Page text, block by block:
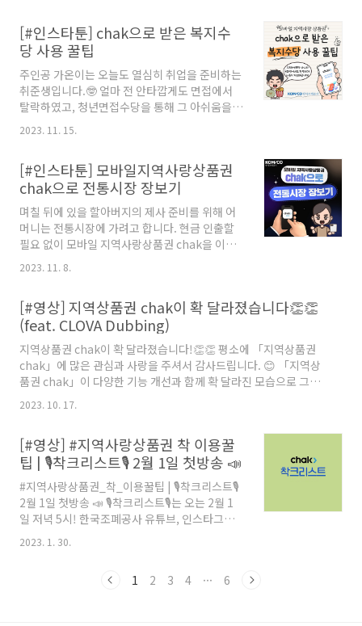
chak을 이용한 농어민 공익수당 수령 및 사용까
지~ 지금부터 함께 알아볼까요?😊
[#인스타툰] chak으로 받은 복지수
당 사용 꿀팁
주인공 가온이는 오늘도 열심히 취업을 준비하는
취준생입니다.🤓 얼마 전 안타깝게도 면접에서
탈락하였고, 청년면접수당을 통해 그 아쉬움을
달래고자 하는데요. 오늘은 가온이가 chak으로
받은 복지수당을 어떻게 사용하는지 만나볼까
에피소드를 만나보실 수 있습니다!
2023. 11. 15.
[#인스타툰] 모바일지역사랑상품권
chak으로 전통시장 장보기
며칠 뒤에 있을 할아버지의 제사 준비를 위해 어
머니는 전통시장에 가려고 합니다. 현금 인출할
필요 없이 모바일 지역사랑상품권 chak을 이용
해 전통시장 가맹점이용은 물론, 택시비 지급도
가능했다고 하는데요?😉 chak으로 지역사랑상
들어보실까요? 매주 수요일 한국조폐공사 SNS
에서 새로운 에피소드를 만나보실 수 있습니다!
2023. 11. 8.
[#영상] 지역상품권 chak이 확 달라졌습니다👏👏
(feat. CLOVA Dubbing)
지역상품권 chak이 확 달라졌습니다!👏👏 평소에 「지역상품권
chak」에 많은 관심과 사랑을 주셔서 감사드립니다. 😊 「지역상
품권 chak」이 다양한 기능 개선과 함께 확 달라진 모습으로 그동
안 사용하시면서 불편하셨던 점들이 편안함이 되도록 확 바뀌었습
니다. 한국조폐공사와 함께 새로워진 지역상품권 chak2.0을 확인
해주세요!🤗 본 영상에는 클로바더빙(CLOVA Dubbing)의 AI 보
이스가 사용되었습니다. 바로 가기 URL:
https://clovadubbing.naver.com
2023. 10. 17.
[#영상] #지역사랑상품권 착 이용꿀
팁 | 🎙착크리스트🎙 2월 1일 첫방송 📣
#지역사랑상품권_착_이용꿀팁 | 🎙착크리스트🎙
2월 1일 첫방송 📣 🎙착크리스트🎙는 오는 2월 1
일 저녁 5시! 한국조폐공사 유튜브, 인스타그램,
페이스북을 통해 첫 방송됩니다😎 여러분의 많은
관심 부탁드립니다!
2023. 1. 30.
1 2 3 4 ··· 6